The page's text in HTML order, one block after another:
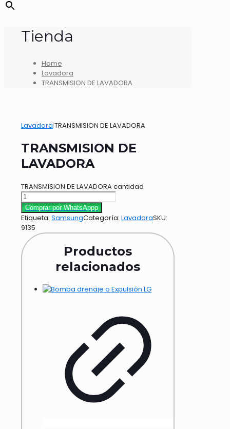
Tienda
Home
Lavadora
TRANSMISION DE LAVADORA
Lavadora|TRANSMISION DE LAVADORA
TRANSMISION DE
LAVADORA
TRANSMISION DE LAVADORA cantidad
Comprar por WhatsAppp
Etiqueta: SamsungCategoría: LavadoraSKU:
9135
Productos
relacionados